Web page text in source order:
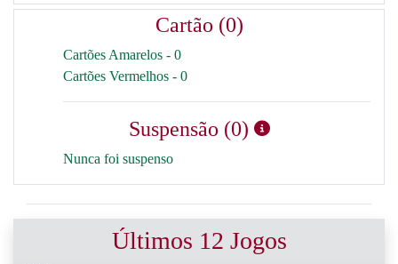
Cartão (0)
Cartões Amarelos - 0
Cartões Vermelhos - 0
Suspensão (0)
Nunca foi suspenso
Últimos 12 Jogos